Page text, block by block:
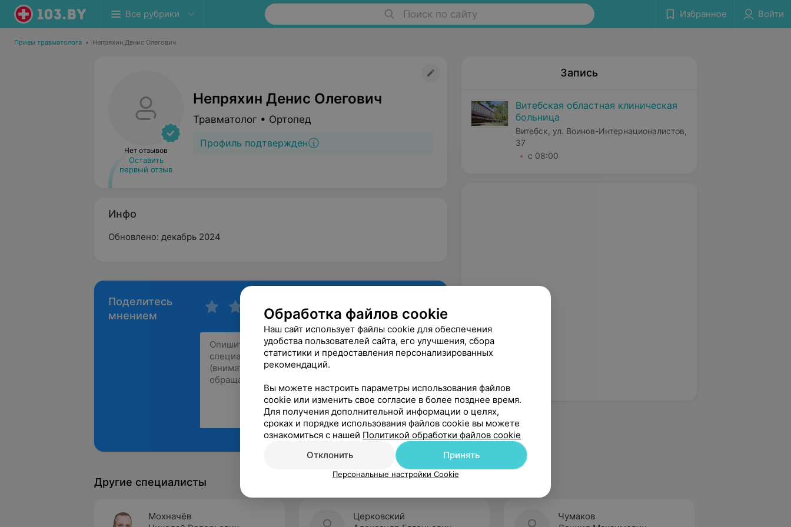
Все рубрики Поиск по сайту Избранное Войти
Прием травматолога • Непряхин Денис Олегович
Нет отзывов
Оставить
первый отзыв
Непряхин Денис Олегович
Травматолог • Ортопед
Профиль подтвержден
Инфо
Обновлено: декабрь 2024
Поделитесь
мнением
Рекомендую
Запись
Витебская областная клиническая
больница
Витебск, ул. Воинов-Интернационалистов,
37
с 08:00
Другие специалисты
Мохначёв
Церковский
Чумаков
Обработка файлов cookie
Наш сайт использует файлы cookie для обеспечения
удобства пользователей сайта, его улучшения, сбора
статистики и предоставления персонализированных
рекомендаций.
Вы можете настроить параметры использования файлов
cookie или изменить свое согласие в более позднее время.
Для получения дополнительной информации о целях,
сроках и порядке использования файлов cookie вы можете
ознакомиться с нашей Политикой обработки файлов cookie
Отклонить
Принять
Персональные настройки Cookie